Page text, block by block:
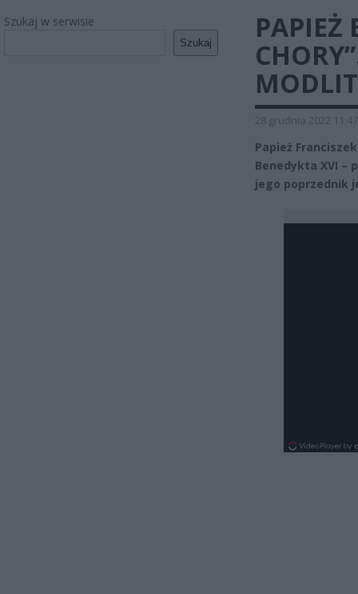
Szukaj w serwisie
Szukaj
PAPIEŻ
28 grudnia 2022 11:47
Papież
Benedykta XVI –
jego poprzednik